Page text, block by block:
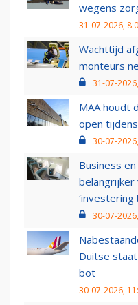
wegens
31-07-2026,
Wachttijd
monteurs
31-07-
MAA houdt
open
30-07-
Business
belangrijker
‘investering
30-07-
Duitse
bot
30-07-2026,